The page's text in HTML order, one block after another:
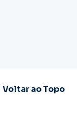
Voltar ao Topo